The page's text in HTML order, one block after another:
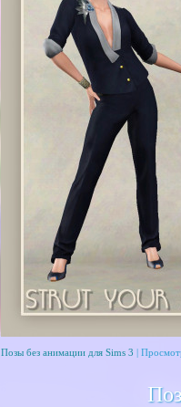
Позы без анимации для Sims 3 |